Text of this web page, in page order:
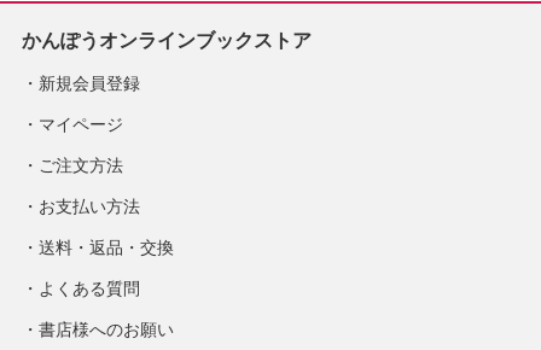
かんぽうオンラインブックストア
新規会員登録
マイページ
ご注文方法
お支払い方法
送料・返品・交換
よくある質問
書店様へのお願い